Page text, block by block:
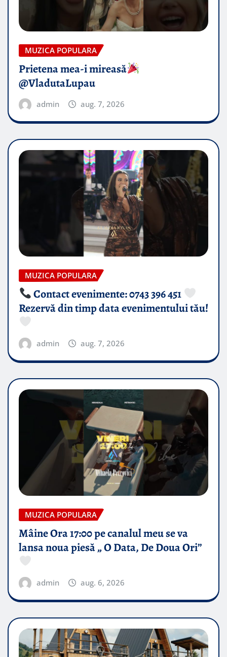
MUZICA POPULARA
Prietena mea-i mireasă​
@VladutaLupau
admin aug. 7, 2026
MUZICA POPULARA
Contact evenimente: 0743 396 451
Rezervă din timp data evenimentului tău!
admin aug. 7, 2026
MUZICA POPULARA
Mâine Ora 17:00 pe canalul meu se va
lansa noua piesă „ O Data, De Doua Ori”
admin aug. 6, 2026